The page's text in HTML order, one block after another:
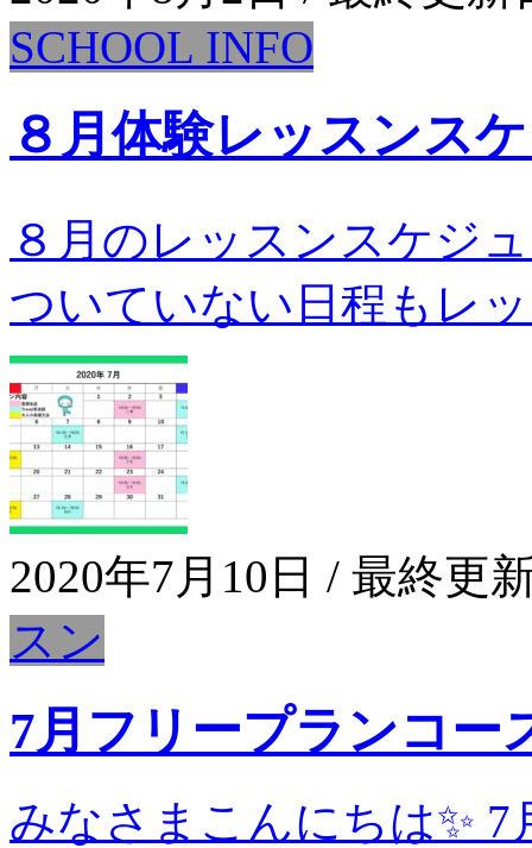
SCHOOL INFO
８月体験レッスンス
８月のレッスンスケジ
ついていない日程もレ
2020年7月10日 / 最終更
スン
7月フリープランコー
みなさまこんにちは✨